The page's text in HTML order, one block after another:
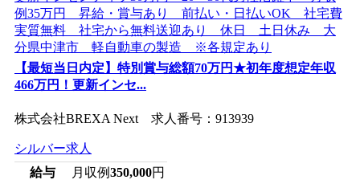
【最短当日内定】特別賞与総額70万円★初年度想定年収
466万円！更新インセ...
株式会社BREXA Next 求人番号：913939
シルバー求人
給与
月収例350,000円